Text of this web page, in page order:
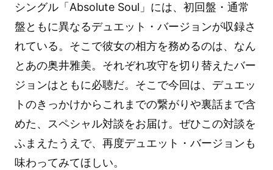
シングル「Absolute Soul」には、初回盤・通常
盤ともに異なるデュエット・バージョンが収録さ
れている。そこで彼女の相方を務めるのは、なん
とあの奥井雅美。それぞれ攻守を切り替えたバー
ジョンはともに必聴だ。そこで今回は、デュエッ
トのきっかけからこれまでの繋がりや裏話まで含
めた、スペシャル対談をお届け。ぜひこの対談を
ふまえたうえで、再度デュエット・バージョンも
味わってみてほしい。